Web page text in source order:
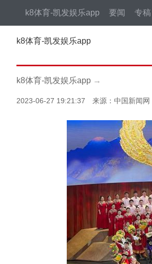
k8体育-凯发娱乐app 要闻 专稿
k8体育-凯发娱乐app
k8体育-凯发娱乐app →
2023-06-27 19:21:37 来源：中国新闻网